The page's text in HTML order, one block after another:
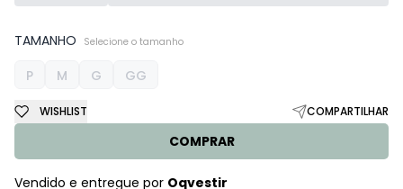
TAMANHO Selecione o tamanho
P M G GG
COMPRAR
WISHLIST COMPARTILHAR
Vendido e entregue por Oqvestir